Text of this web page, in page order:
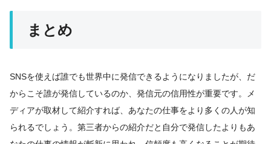
まとめ
SNSを使えば誰でも世界中に発信できるようになりましたが、だ
からこそ誰が発信しているのか、発信元の信用性が重要です。メ
ディアが取材して紹介すれば、あなたの仕事をより多くの人が知
られるでしょう。第三者からの紹介だと自分で発信したよりもあ